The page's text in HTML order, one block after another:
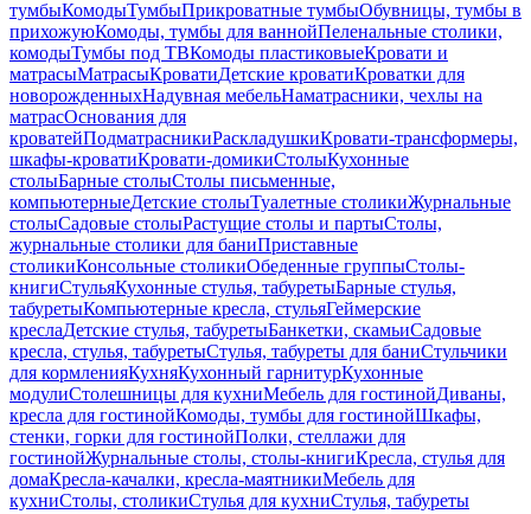
тумбыКомодыТумбыПрикроватные тумбыОбувницы, тумбы в
прихожуюКомоды, тумбы для ваннойПеленальные столики,
комодыТумбы под ТВКомоды пластиковыеКровати и
матрасыМатрасыКроватиДетские кроватиКроватки для
новорожденныхНадувная мебельНаматрасники, чехлы на
матрасОснования для
кроватейПодматрасникиРаскладушкиКровати-трансформеры,
шкафы-кроватиКровати-домикиСтолыКухонные
столыБарные столыСтолы письменные,
компьютерныеДетские столыТуалетные столикиЖурнальные
столыСадовые столыРастущие столы и партыСтолы,
журнальные столики для баниПриставные
столикиКонсольные столикиОбеденные группыСтолы-
книгиСтульяКухонные стулья, табуретыБарные стулья,
табуретыКомпьютерные кресла, стульяГеймерские
креслаДетские стулья, табуретыБанкетки, скамьиСадовые
кресла, стулья, табуретыСтулья, табуреты для баниСтульчики
для кормленияКухняКухонный гарнитурКухонные
модулиСтолешницы для кухниМебель для гостинойДиваны,
кресла для гостинойКомоды, тумбы для гостинойШкафы,
стенки, горки для гостинойПолки, стеллажи для
гостинойЖурнальные столы, столы-книгиКресла, стулья для
домаКресла-качалки, кресла-маятникиМебель для
кухниСтолы, столикиСтулья для кухниСтулья, табуреты